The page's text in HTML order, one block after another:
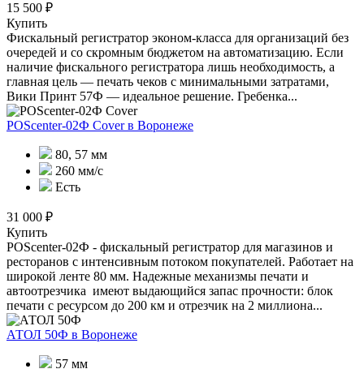
15 500 ₽
Купить
Фискальный регистратор эконом-класса для организаций без
очередей и со скромным бюджетом на автоматизацию. Если
наличие фискального регистратора лишь необходимость, а
главная цель — печать чеков с минимальными затратами,
Вики Принт 57Ф — идеальное решение. Гребенка...
POScenter-02Ф Coverв Воронеже
80, 57 мм
260 мм/с
Есть
31 000 ₽
Купить
POScenter-02Ф - фискальный регистратор для магазинов и
ресторанов с интенсивным потоком покупателей. Работает на
широкой ленте 80 мм. Надежные механизмы печати и
автоотрезчика имеют выдающийся запас прочности: блок
печати с ресурсом до 200 км и отрезчик на 2 миллиона...
АТОЛ 50Ф в Воронеже
57 мм